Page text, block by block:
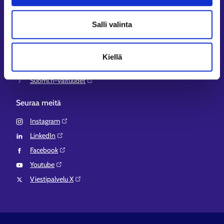
Salli valinta
Kiellä
Työ- ja elinkeinoministeriö⁠
Aluehallinnon asiointipalvelu⁠
Osaamispolku⁠
Suomi.fi-valtuudet⁠
Seuraa meitä
Instagram⁠
LinkedIn⁠
Facebook⁠
Youtube⁠
Viestipalvelu X⁠